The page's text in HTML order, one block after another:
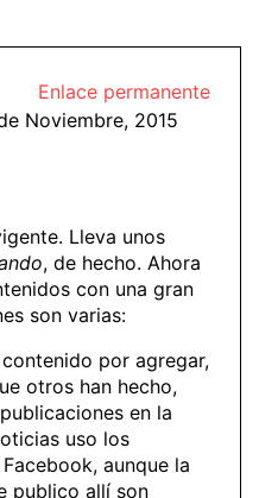
Enlace permanente
Noviembre, 2015
Lleva unos
, de hecho. Ahora
con una gran
son varias:
por agregar,
otros han hecho,
en la
uso los
aunque la
publico allí son